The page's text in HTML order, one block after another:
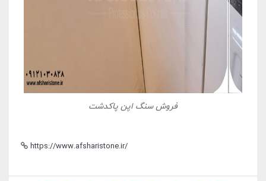
فروش سنگ اپن پاکدشت
https://www.afsharistone.ir/